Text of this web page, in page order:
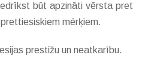
būt apzināti vērsta pret
mērķiem.
prestižu un neatkarību.